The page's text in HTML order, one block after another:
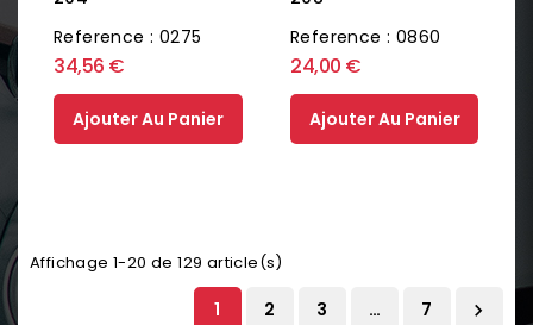
Reference : 0275
34,56 €
Ajouter Au Panier
Reference : 0860
24,00 €
Ajouter Au Panier
Affichage 1-20 de 129 article(s)
1 2 3 … 7 